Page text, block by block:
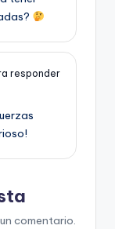
responder
comentario.